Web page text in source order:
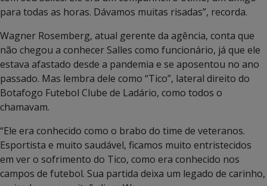
para todas as horas. Dávamos muitas risadas”, recorda.
Wagner Rosemberg, atual gerente da agência, conta que
não chegou a conhecer Salles como funcionário, já que ele
estava afastado desde a pandemia e se aposentou no ano
passado. Mas lembra dele como “Tico”, lateral direito do
Botafogo Futebol Clube de Ladário, como todos o
chamavam.
“Ele era conhecido como o brabo do time de veteranos.
Esportista e muito saudável, ficamos muito entristecidos
em ver o sofrimento do Tico, como era conhecido nos
campos de futebol. Sua partida deixa um legado de carinho,